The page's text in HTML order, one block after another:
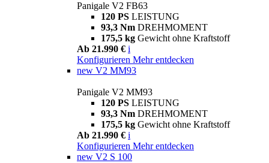
Panigale V2 FB63
120 PS LEISTUNG
93,3 Nm DREHMOMENT
175,5 kg Gewicht ohne Kraftstoff
Ab 21.990 € i
Konfigurieren Mehr entdecken
new V2 MM93
Panigale V2 MM93
120 PS LEISTUNG
93,3 Nm DREHMOMENT
175,5 kg Gewicht ohne Kraftstoff
Ab 21.990 € i
Konfigurieren Mehr entdecken
new V2 S 100